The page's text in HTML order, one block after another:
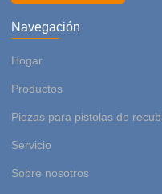
Navegación
Hogar
Productos
Piezas para pistolas de
Servicio
Sobre nosotros